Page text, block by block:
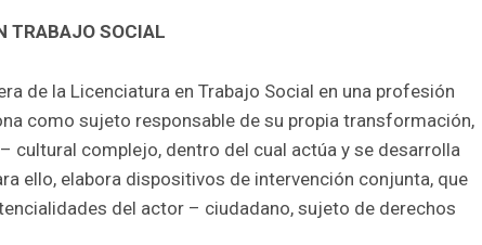
TRABAJO SOCIAL
de la Licenciatura en Trabajo Social en una profesión
como sujeto responsable de su propia transformación,
cultural complejo, dentro del cual actúa y se desarrolla
ello, elabora dispositivos de intervención conjunta, que
del actor – ciudadano, sujeto de derechos